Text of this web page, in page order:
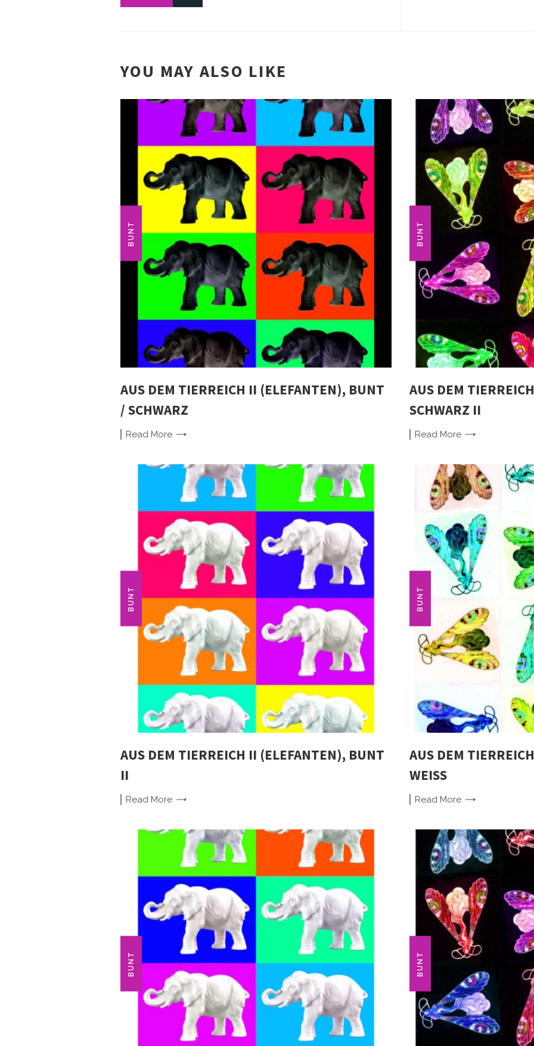
YOU MAY ALSO LIKE
BUNT
AUS DEM TIERREICH II (ELEFANTEN), BUNT
/ SCHWARZ
Read More
BUNT
AUS DEM
SCHWARZ II
Read More
BUNT
AUS DEM TIERREICH II (ELEFANTEN), BUNT
II
Read More
BUNT
AUS DEM
WEISS
Read More
BUNT BUNT